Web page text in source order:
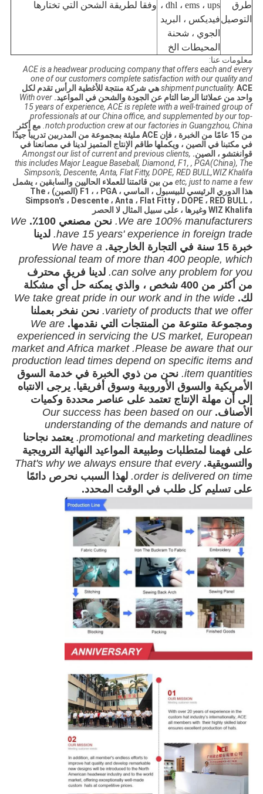
طرق
التوصيل
dhl ، ems ، ups ،
فيديكس ، البريد
الجوي ، شحنة
المحيطات الخ
وفقا لطريقة الشحن التي تختارها
معلومات عنا:
ACE is a headwear producing company that offers each and every
one of our customers complete satisfaction with our quality and
shipment punctuality.ACE هي شركة منتجة للأغطية الرأس تقدم لكل
واحد من عملائنا الرضا التام عن الجودة والشحن في المواعيد. With over
15 years of experience, ACE is replete with a well-trained group of
professionals at our China office, and supplemented by our top-
notch production crew at our factories in Guangzhou, China. مع أكثر
من 15 عامًا من الخبرة ، فإن ACE مليئة بمجموعة من المدربين تدريباً جيدًا
في مكتبنا في الصين ، ويكملها طاقم الإنتاج المتميز لدينا في مصانعنا في
قوانغتشو ، الصين. Amongst our list of current and previous clients,
this includes Major League Baseball, Diamond, F1, , PGA(China), The
Simpson's, Descente, Anta, Flat Fitty, DOPE, RED BULL,WIZ Khalifa
etc, just to name a few من بين قائمتنا للعملاء الحاليين والسابقين ، يشمل
هذا الدوري الرئيسي للبيسبول ، الماسي ، F1 ، ، PGA (الصين) ، The
Simpson's ، Descente ، Anta ، Flat Fitty ، DOPE ، RED BULL ،
WIZ Khalifa وغيرها ، على سبيل المثال لا الحصر
We are 100% manufacturers. نحن مصنعي 100٪.
We
have 15 years' experience in foreign trade. لدينا
خبرة 15 سنة في التجارة الخارجية.
We have a
professional team of more than 400 people, which
can solve any problem for you. لدينا فريق محترف
من أكثر من 400 شخص ، والذي يمكنه حل أي مشكلة
لك. We take great pride in our work and in the wide
variety of products that we offer. نحن نفخر بعملنا
ومجموعة متنوعة من المنتجات التي نقدمها. We are
experienced in servicing the US market, European
market and Africa market .Please be aware that our
production lead times depend on specific items and
item quantities. نحن من ذوي الخبرة في خدمة السوق
الأمريكية والسوق الأوروبية وسوق أفريقيا. يرجى الانتباه
إلى أن مهلة الإنتاج تعتمد على عناصر محددة وكميات
الأصناف. Our success has been based on our
understanding of the demands and nature of
promotional and marketing deadlines. يعتمد نجاحنا
على فهمنا لمتطلبات وطبيعة المواعيد النهائية الترويجية
والتسويقية. That's why we always ensure that every
order is delivered on time. لهذا السبب نحرص دائمًا
على تسليم كل طلب في الوقت المحدد.